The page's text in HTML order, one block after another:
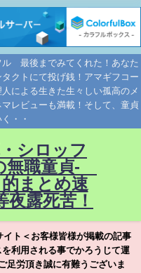
最後までみてくれた！あなた
クトにて投げ銭！アマギフコー
による生きた生々しい孤高のメ
レビューも満載！そして、童貞
・・
シロッフ
職童貞-
まとめ速
夜露死苦！
イト＜お客様皆様が掲載の記事
利用される事でかろうじて運
足労頂き誠に有難うございま